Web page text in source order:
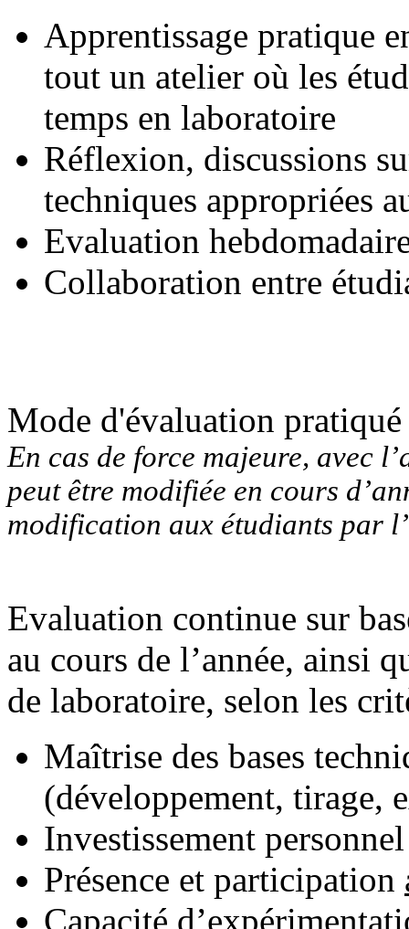
Apprentissage pratique
tout un atelier où les
temps en laboratoire
Réflexion, discussions
techniques appropriées
Evaluation
Collaboration entre
Mode d'évaluation pratiqué
En cas de force majeure, avec
peut être modifiée en cours
modification aux étudiants par
Evaluation continue sur
au cours de l’année, ainsi
de laboratoire, selon les
Maîtrise des bases
(développement, tirage,
Investissement
Présence et participation
Capacité